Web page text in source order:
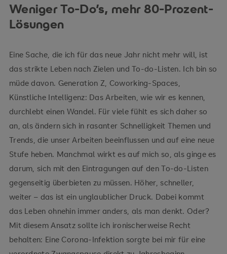
Weniger To-Do’s, mehr 80-Prozent-
Lösungen
Eine Sache, die ich für das neue Jahr nicht mehr will, ist
das strikte Leben nach Zielen und To-do-Listen. Ich bin so
müde davon. Generation Z, Coworking-Spaces,
Künstliche Intelligenz: Das Arbeiten, wie wir es kennen,
durchlebt einen Wandel. Für viele fühlt es sich daher so
an, als ändern sich in rasanter Schnelligkeit Themen und
Trends, die unser Arbeiten beeinflussen und auf eine neue
Stufe heben. Manchmal wirkt es auf mich so, als ginge es
darum, sich mit den Eintragungen auf den To-do-Listen
gegenseitig überbieten zu müssen. Höher, schneller,
weiter – das ist ein unglaublicher Druck. Dabei kommt
das Leben ohnehin immer anders, als man denkt. Oder?
Mit diesem Ansatz sollte ich ironischerweise Recht
behalten: Eine Corona-Infektion sorgte bei mir für eine